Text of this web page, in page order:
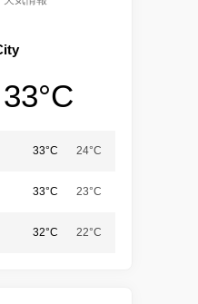
33°C
33°C 24°C
33°C 23°C
32°C 22°C